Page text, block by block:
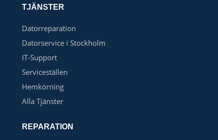
TJÄNSTER
Datorreparation
Datorservice i Stockholm
IT-Support
Serviceställen
Hemkörning
Alla Tjänster
REPARATION